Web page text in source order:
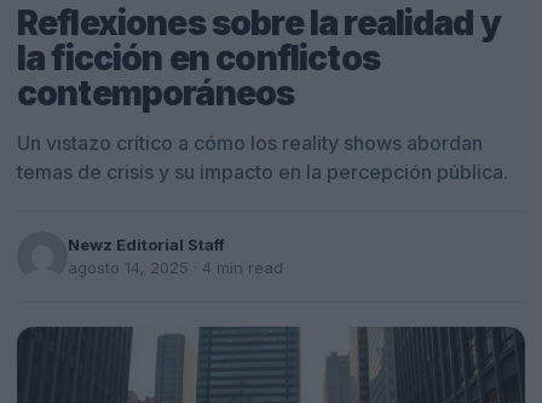
Reflexiones sobre la realidad y
la ficción en conflictos
contemporáneos
Un vistazo crítico a cómo los reality shows abordan
temas de crisis y su impacto en la percepción pública.
Newz Editorial Staff
agosto 14, 2025 · 4 min read